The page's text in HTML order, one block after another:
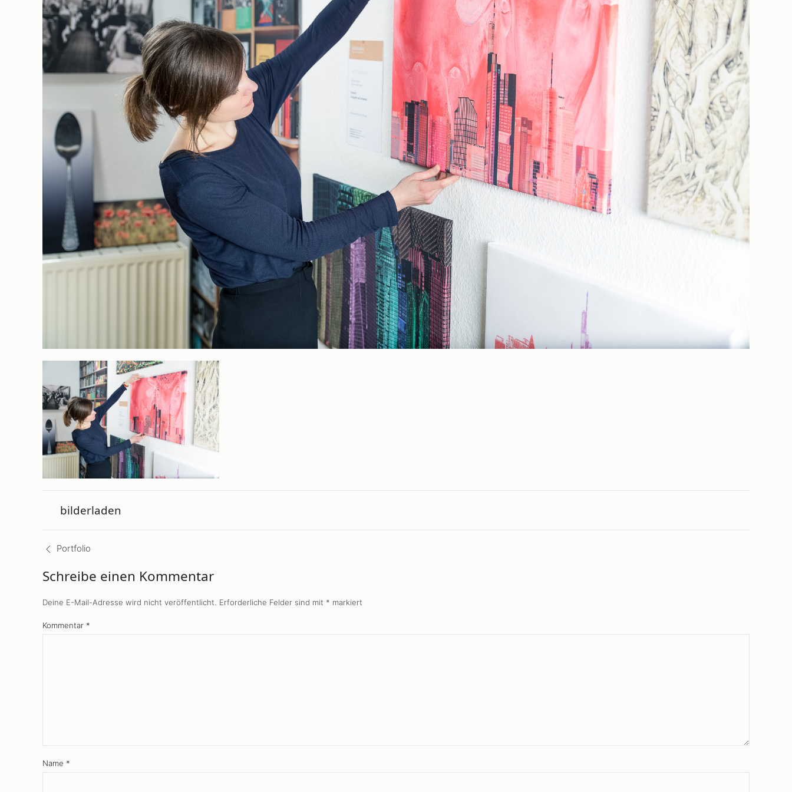
bilderladen
Navigation
Portfolio
Schreibe einen Kommentar
Deine E-Mail-Adresse wird nicht veröffentlicht. Erforderliche Felder sind mit * markiert
Kommentar *
Name *